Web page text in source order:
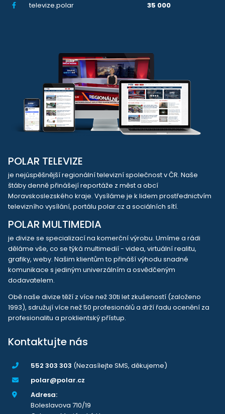
televize.polar
35 000
POLAR TELEVIZE
je nejúspěšnější regionální televizní společnost v ČR. Naše
štáby denně přinášejí reportáže z měst a obcí
Moravskoslezského kraje. Vysíláme je k lidem prostřednictvím
televizního vysílání, portálu polar.cz a sociálních sítí.
POLAR MULTIMEDIA
je divize se specializací na komerční výrobu. Umíme a rádi
děláme vše, co se týká multimedií - videa, virtuální realitu,
grafiky, weby. Našim klientům to přináší výhodu snadné
komunikace s jediným univerzálním a osvědčeným
dodavatelem.
Obě naše divize těží z více než 30ti let zkušeností (založeno
1993), sdružují více než 50 profesionálů a drží řadu ocenění za
profesionalitu a proklientský přístup.
Kontaktujte nás
552 303 303 (Nezasílejte SMS, děkujeme)
polar@polar.cz
Adresa:
Boleslavova 710/19